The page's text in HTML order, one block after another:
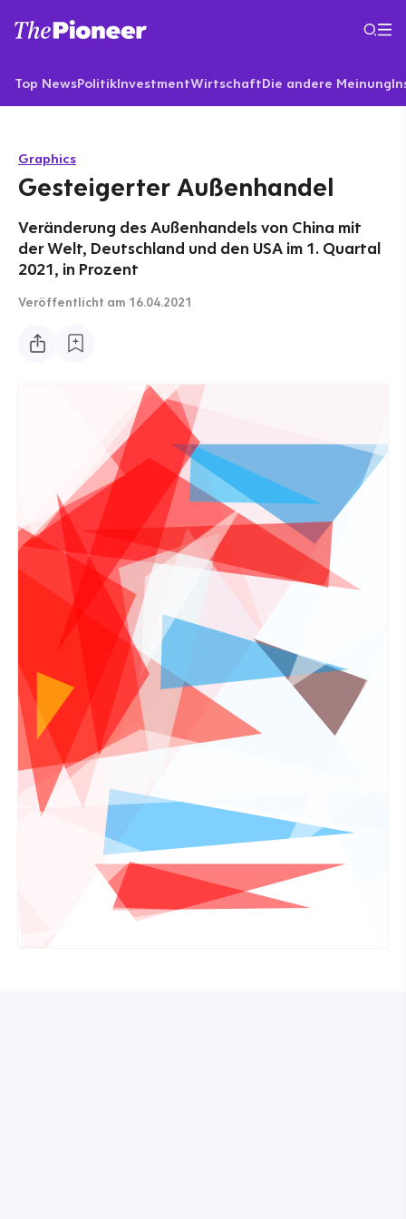
Top NewsPolitikInvestmentWirtschaftDie andere Meinung
Graphics
Gesteigerter Außenhandel
Veränderung des Außenhandels von China mit
der Welt, Deutschland und den USA im 1. Quartal
2021, in Prozent
Veröffentlicht am 16.04.2021